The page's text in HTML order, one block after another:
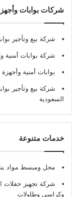
شركات بوابات
شركة بيع وتأجير
شركة بوابات أمنية
بوابات أمنية
شركة بيع وتأجير
السعودية
خدمات متنوعة
محل ومبسط مواد
شركة تجهيز حفلات
وكراسي وطاولات